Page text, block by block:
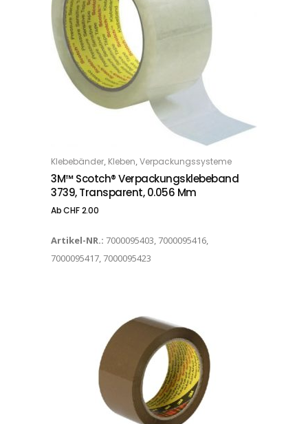
OPTIONS
Klebebänder, Kleben,Verpackungssysteme
3M™ Scotch® Verpackungsklebeband
3739, Transparent, 0.056 Mm
AbCHF2.00
Artikel-NR.: 7000095403, 7000095416,
7000095417, 7000095423